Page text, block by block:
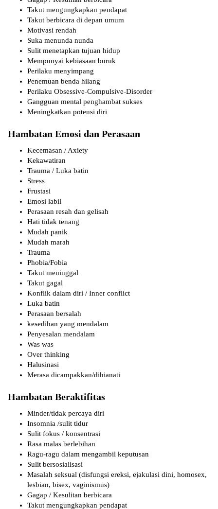
Takut mengungkapkan pendapat
Takut berbicara di depan umum
Motivasi rendah
Suka menunda nunda
Sulit menetapkan tujuan hidup
Mempunyai kebiasaan buruk
Perilaku menyimpang
Penemuan benda hilang
Perilaku Obsessive-Compulsive-Disorder
Gangguan mental penghambat sukses
Meningkatkan potensi diri
Hambatan Emosi dan Perasaan
Kecemasan / Axiety
Kekawatiran
Trauma / Luka batin
Stress
Frustasi
Emosi labil
Perasaan resah dan gelisah
Hati tidak tenang
Mudah panik
Mudah marah
Trauma
Phobia/Fobia
Takut meninggal
Takut gagal
Konflik dalam diri / Inner conflict
Luka batin
Perasaan bersalah
kesedihan yang mendalam
Penyesalan mendalam
Was was
Over thinking
Halusinasi
Merasa dicampakkan/dihianati
Hambatan Beraktifitas
Minder/tidak percaya diri
Insomnia /sulit tidur
Sulit fokus / konsentrasi
Rasa malas berlebihan
Ragu-ragu dalam mengambil keputusan
Sulit bersosialisasi
Masalah seksual (disfungsi ereksi, ejakulasi dini, homosex,
lesbian, bisex, vaginismus)
Gagap / Kesulitan berbicara
Takut mengungkapkan pendapat